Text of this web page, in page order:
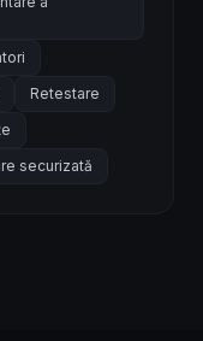
Retestare
securizată